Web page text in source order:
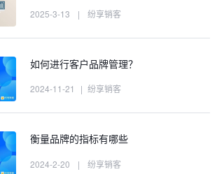
2025-3-13 | 纷享销客
如何进行客户品牌管理？
2024-11-21 | 纷享销客
衡量品牌的指标有哪些
2024-2-20 | 纷享销客